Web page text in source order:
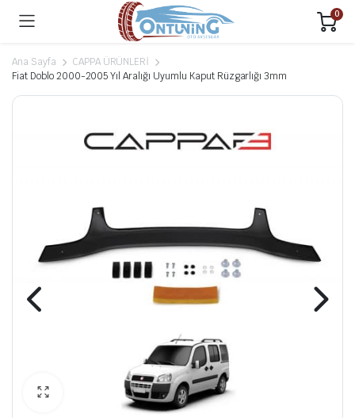
0
Ana Sayfa
CAPPA ÜRÜNLERİ
Fiat Doblo 2000-2005 Yıl Aralığı Uyumlu Kaput Rüzgarlığı 3mm